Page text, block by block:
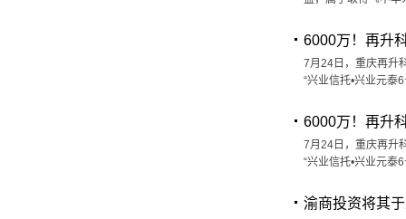
6000万！再升
7月24日，重庆再升
“兴业信托•兴业元
6000万！再升
7月24日，重庆再升
“兴业信托•兴业元
渝商投资将其